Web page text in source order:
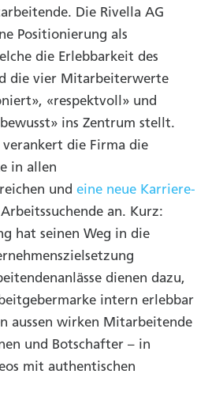
Die Rivella AG
Positionierung als
die Erlebbarkeit des
die vier Mitarbeiterwerte
«respektvoll» und
ins Zentrum stellt.
die Firma die
in allen
und eine neue Karriere-
an. Kurz:
hat seinen Weg in die
dienen dazu,
intern erlebbar
aussen wirken Mitarbeitende
und Botschafter – in
mit authentischen